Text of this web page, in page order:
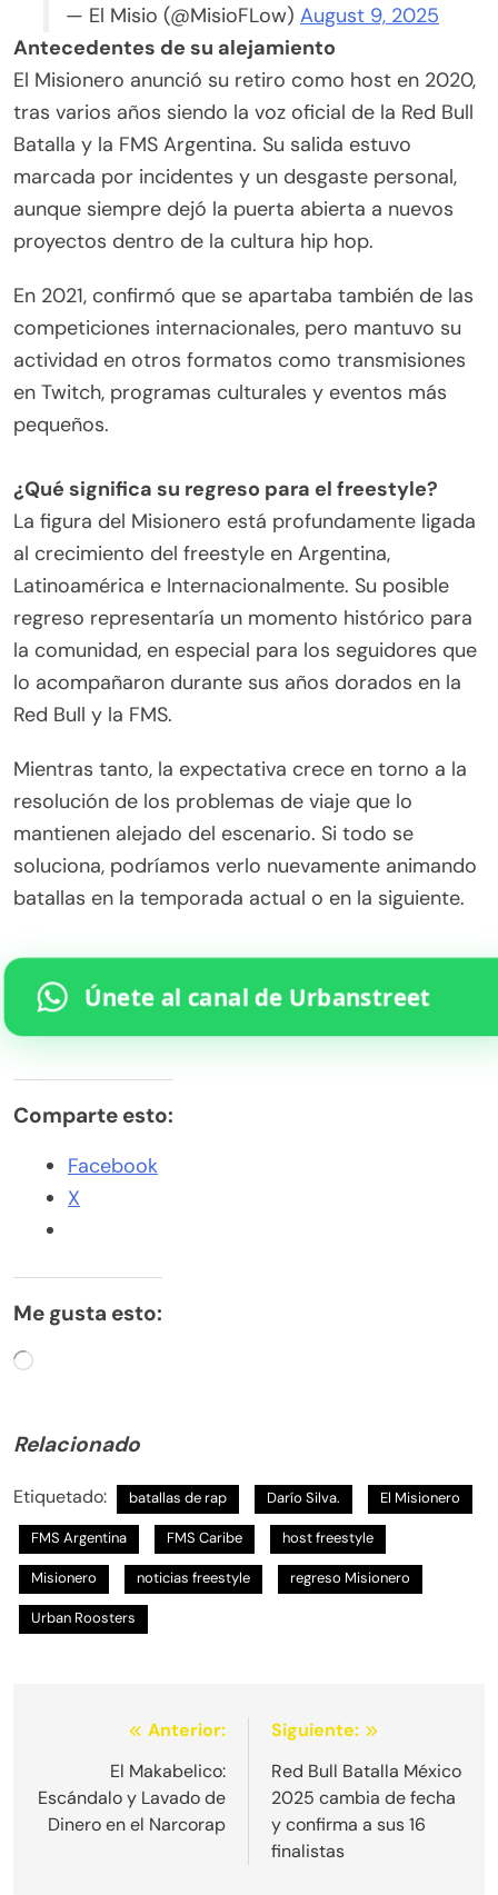
— El Misio (@MisioFLow) August 9, 2025
Antecedentes de su alejamiento
El Misionero anunció su retiro como host en 2020,
tras varios años siendo la voz oficial de la Red Bull
Batalla y la FMS Argentina. Su salida estuvo
marcada por incidentes y un desgaste personal,
aunque siempre dejó la puerta abierta a nuevos
proyectos dentro de la cultura hip hop.
En 2021, confirmó que se apartaba también de las
competiciones internacionales, pero mantuvo su
actividad en otros formatos como transmisiones
en Twitch, programas culturales y eventos más
pequeños.
¿Qué significa su regreso para el freestyle?
La figura del Misionero está profundamente ligada
al crecimiento del freestyle en Argentina,
Latinoamérica e Internacionalmente. Su posible
regreso representaría un momento histórico para
la comunidad, en especial para los seguidores que
lo acompañaron durante sus años dorados en la
Red Bull y la FMS.
Mientras tanto, la expectativa crece en torno a la
resolución de los problemas de viaje que lo
mantienen alejado del escenario. Si todo se
soluciona, podríamos verlo nuevamente animando
batallas en la temporada actual o en la siguiente.
Únete al canal de Urbanstreet
Comparte esto:
Facebook
X
Me gusta esto:
Cargando...
Relacionado
Etiquetado: batallas de rap Darío Silva. El Misionero
FMS Argentina FMS Caribe host freestyle
Misionero noticias freestyle regreso Misionero
Urban Roosters
Navegación
entradas
Anterior:
El Makabelico:
Escándalo y Lavado de
Dinero en el Narcorap
Siguiente:
Red Bull Batalla México
2025 cambia de fecha
y confirma a sus 16
finalistas